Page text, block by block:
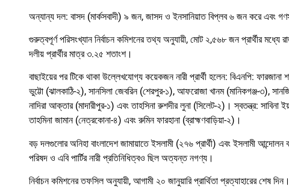
অন্যান্য দল: বাসদ (মার্কসবাদী) ৯ জন, জাসদ ও ইনসানিয়াত বিপ্লব ৬ জন করে এবং
গুরুত্বপূর্ণ পরিসংখ্যান নির্বাচন কমিশনের তথ্য অনুযায়ী, মোট ২,৫৬৮ জন প্রার্থীর
দলীয় প্রার্থীর মাত্র ৩.২৫ শতাংশ।
বাছাইয়ের পর টিকে থাকা উল্লেখযোগ্য কয়েকজন নারী প্রার্থী হলেন: বিএনপি:
ভুট্টো (ঝালকাঠি-২), সানসিলা জেবরিন (শেরপুর-১), আফরোজা খানম (মানিকগঞ্জ-৩),
নাদিরা আক্তার (মাদারীপুর-১) এবং তাহসিনা রুশদীর লুনা (সিলেট-২)। স্বতন্ত্র:
তাহমিনা জামান (নেত্রকোনা-৪) এবং রুমিন ফারহানা (ব্রাহ্মণবাড়িয়া-২)।
বড় দলগুলোর অনিহা বাংলাদেশ জামায়াতে ইসলামী (২৭৬ প্রার্থী) এবং ইসলামী
পরিষদ ও এবি পার্টির নারী প্রতিনিধিত্বও ছিল অত্যন্ত নগণ্য।
নির্বাচন কমিশনের তফসিল অনুযায়ী, আগামী ২০ জানুয়ারি প্রার্থিতা প্রত্যাহারের শেষ